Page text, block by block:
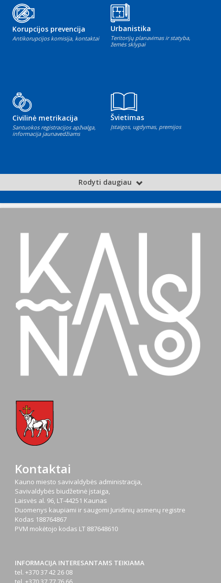
Korupcijos prevencija
Antikorupcijos komisija, kontaktai
Urbanistika
Teritorijų planavimas ir statyba,
žemės sklypai
Civilinė metrikacija
Santuokos registracijos apžvalga,
informacija jaunavedžiams
Švietimas
Įstaigos, ugdymas, premijos
Rodyti daugiau
Kontaktai
Kauno miesto savivaldybės administracija,
Savivaldybės biudžetinė įstaiga,
Laisvės al. 96, LT-44251 Kaunas
Duomenys kaupiami ir saugomi Juridinių asmenų registre
Kodas 188764867
PVM mokėtojo kodas LT 887648610
INFORMACIJA INTERESANTAMS TEIKIAMA
tel. +370 37 42 26 08